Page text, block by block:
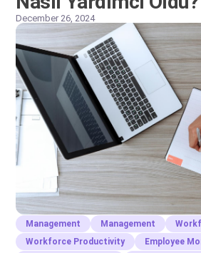
December 26, 2024
Management Management
Workforce Productivity
Employee